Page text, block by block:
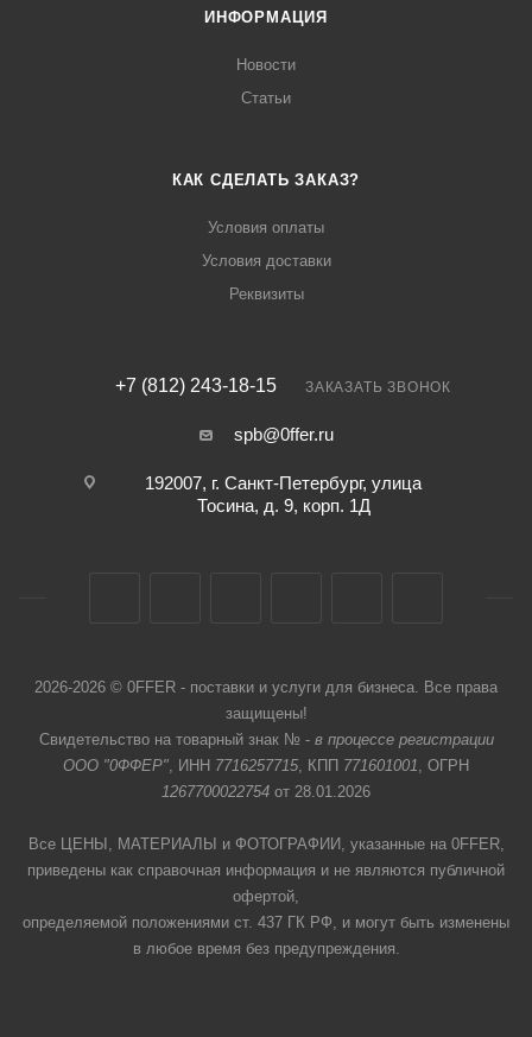
ИНФОРМАЦИЯ
Новости
Статьи
КАК СДЕЛАТЬ ЗАКАЗ?
Условия оплаты
Условия доставки
Реквизиты
+7 (812) 243-18-15 ЗАКАЗАТЬ ЗВОНОК
spb@0ffer.ru
192007, г. Санкт-Петербург, улица
Тосина, д. 9, корп. 1Д
2026-2026 © 0FFER - поставки и услуги для бизнеса. Все права
защищены!
Свидетельство на товарный знак № - в процессе регистрации
ООО "0ФФЕР", ИНН 7716257715, КПП 771601001, ОГРН
1267700022754 от 28.01.2026
Все ЦЕНЫ, МАТЕРИАЛЫ и ФОТОГРАФИИ, указанные на 0FFER,
приведены как справочная информация и не являются публичной
офертой,
определяемой положениями ст. 437 ГК РФ, и могут быть изменены
в любое время без предупреждения.